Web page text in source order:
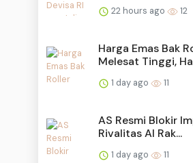
22 hours ago 12
Harga Emas Bak
Melesat Tinggi,
1 day ago 11
AS Resmi Blokir
Rivalitas AI Rak...
1 day ago 11